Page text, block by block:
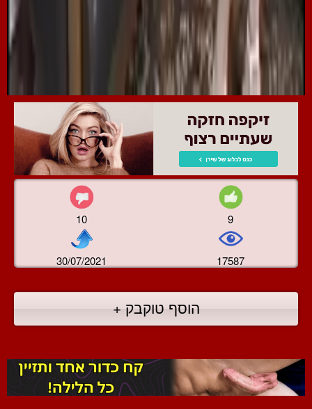
10 9
30/07/2021 17587
הוסף טוקבק +